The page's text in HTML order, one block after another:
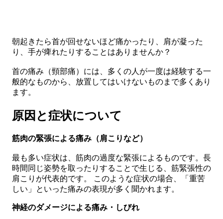
朝起きたら首が回せないほど痛かったり、肩が凝った
り、手が痺れたりすることはありませんか？
首の痛み（頸部痛）には、多くの人が一度は経験する一
般的なものから、放置してはいけないものまで多くあり
ます。
原因と症状について
筋肉の緊張による痛み（肩こりなど）
最も多い症状は、筋肉の過度な緊張によるものです。長
時間同じ姿勢を取ったりすることで生じる、筋緊張性の
肩こりが代表的です。 このような症状の場合、「重苦
しい」といった痛みの表現が多く聞かれます。
神経のダメージによる痛み・しびれ